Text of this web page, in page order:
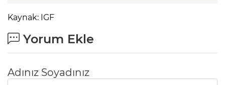
Kaynak: IGF
Yorum Ekle
Adınız Soyadınız